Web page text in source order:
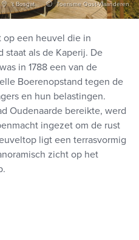
't Bosgat Toerisme Oost-Vlaanderen
op een heuvel die in
als de Kaperij. De
in 1788 een van de
Boerenopstand tegen de
en hun belastingen.
Oudenaarde bereikte, werd
ingezet om de rust
ligt een terrasvormig
zicht op het